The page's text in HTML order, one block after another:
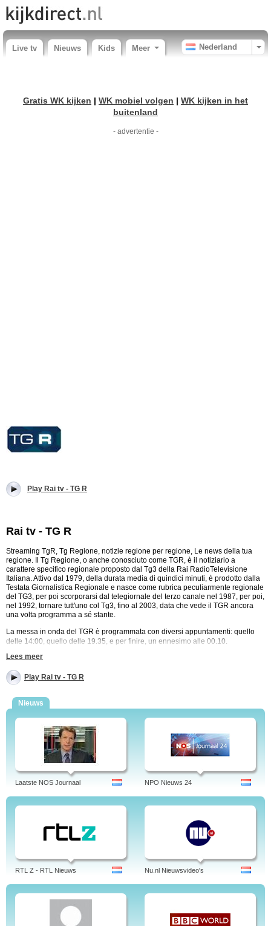
Live tv Nieuws Kids Meer Nederland
Gratis WK kijken | WK mobiel volgen | WK kijken in het
buitenland
- advertentie -
Play Rai tv - TG R
Rai tv - TG R
Streaming TgR, Tg Regione, notizie regione per regione, Le news della tua
regione. Il Tg Regione, o anche conosciuto come TGR, è il notiziario a
carattere specifico regionale proposto dal Tg3 della Rai RadioTelevisione
Italiana. Attivo dal 1979, della durata media di quindici minuti, è prodotto dalla
Testata Giornalistica Regionale e nasce come rubrica peculiarmente regionale
del TG3, per poi scorporarsi dal telegiornale del terzo canale nel 1987, per poi,
nel 1992, tornare tutt'uno col Tg3, fino al 2003, data che vede il TGR ancora
una volta programma a sé stante.
La messa in onda del TGR è programmata con diversi appuntamenti: quello
delle 14:00, quello delle 19.35, e per finire, un ennesimo alle 00.10.
Eccezione fatta per il sabato e la domenica, con l'ultima edizione anticipata
propriamente da fine giugno a metà settembre, periodo in cui il TGR appunto,
viene mandato in onda tutti i giorni indicativamente alle 23.15.
Ogni regione quindi ha il suo notiziario, personalizzato certamente in base alla
cronaca locale, ad esclusione delle Marche, unica zona che tutt'ora trasmette il
TG.Itinerante. Guarda qui il TG della tua regione.
Rai TV - Sempre le ultime notizie. Questa è la rete televisiva per le notizie. TG
e meteo per tutte le regioni. Guarda il TgR, Guarda il Meteo, Buongiorno
Regione. TgR, meteo: Abruzzo Basilicata Calabria Campania Emilia Friuli
Lazio Liguria Lombardia Marche Molise Piemonte Puglia Sardegna Sicilia
Trentino Umbria Toscana Valle d'Aosta, Veneto
piemonte, basilicata, sardegna, tgr
Author: Jens Borghardt
Lees meer
Play Rai tv - TG R
Nieuws
Laatste NOS Journaal NPO Nieuws 24
RTL Z - RTL Nieuws Nu.nl Nieuwsvideo's